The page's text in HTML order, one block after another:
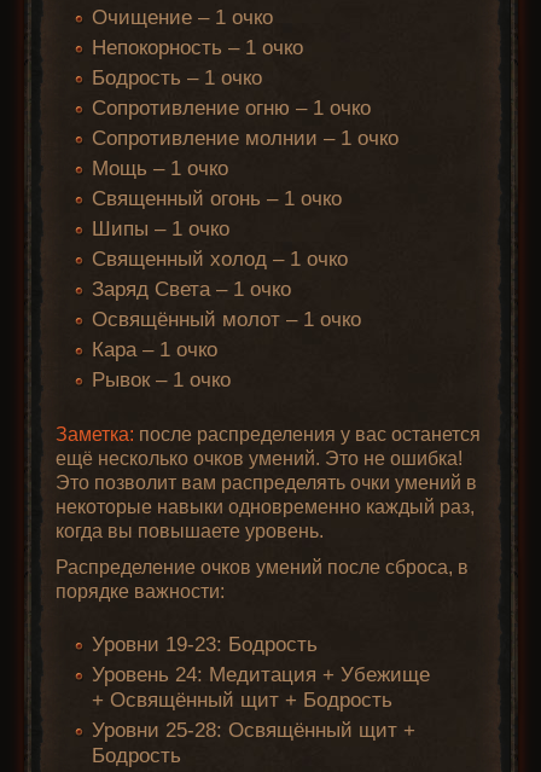
Очищение – 1 очко
Непокорность – 1 очко
Бодрость – 1 очко
Сопротивление огню – 1 очко
Сопротивление молнии – 1 очко
Мощь – 1 очко
Священный огонь – 1 очко
Шипы – 1 очко
Священный холод – 1 очко
Заряд Света – 1 очко
Освящённый молот – 1 очко
Кара – 1 очко
Рывок – 1 очко
Заметка: после распределения у вас останется
ещё несколько очков умений. Это не ошибка!
Это позволит вам распределять очки умений в
некоторые навыки одновременно каждый раз,
когда вы повышаете уровень.
Распределение очков умений после сброса, в
порядке важности:
Уровни 19-23: Бодрость
Уровень 24: Медитация + Убежище
+ Освящённый щит + Бодрость
Уровни 25-28: Освящённый щит +
Бодрость